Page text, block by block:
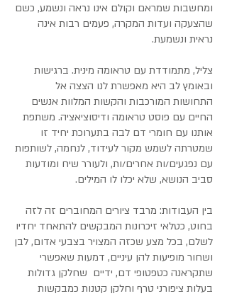
ומחשבות שמראם וקולם אינו נראה ונשמע, כשם
שהצעקה ועדות המקרה, פעמים רבות אינה
נראית ונשמעת.
צליל, מתמודדת עם טראומה מינית. ברגישות
ובאומץ לב היא מאפשרת לנו הצצה אל
התחושות המורכבות והקשות המלוות אנשים
החיים עם פוסט טראומה ודיסוציאציה. משתפת
אותנו עם חומרי דם לבה בתערוכת יחיד זו
שמטרתה לשמש מקור לעידוד, לנחמה, לשותפות
עם נפגעים/ות אחרים/ות, ולעורר שיח ומודעות
סביב הנושא, שלא יכלו לו המילים.
בין העבודות: מרבד ציורים המחוברים זה לזה
בחוט, כטלאי זיכרונות המבקשים להתאחד יחדיו
לשלם, בכל מצע שכזה המצויר בצבעי אדום, לבן
ושחור מופיעות להן עיניים, דמעות שאפשרי
שתקראנה כטפטופי דם, ידיים שחלקן גדולות
בעלות ציפורני טרף וחלקן קטנות כמבקשות